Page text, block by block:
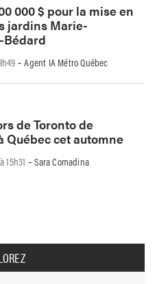
000 $ pour la mise en
jardins Marie-
-Agent IA Métro Québec
de Toronto de
Québec cet automne
15h31 -Sara Comadina